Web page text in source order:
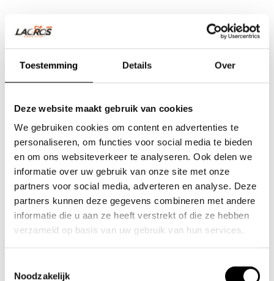
Toestemming Details Over
Deze website maakt gebruik van cookies
We gebruiken cookies om content en advertenties te
personaliseren, om functies voor social media te bieden
en om ons websiteverkeer te analyseren. Ook delen we
informatie over uw gebruik van onze site met onze
partners voor social media, adverteren en analyse. Deze
partners kunnen deze gegevens combineren met andere
informatie die u aan ze heeft verstrekt of die ze hebben
verzameld op basis van uw gebruik van hun services.
Noodzakelijk
Team Lacros
Nieuwe Eerdsebaan 16, 5482 VS Schijndel Nederland